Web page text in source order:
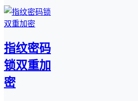
指纹密码
锁双重加
密